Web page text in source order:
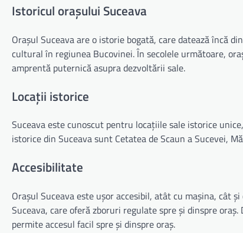
Istoricul orașului Suceava
Orașul Suceava are o istorie bogată, care datează încă
cultural în regiunea Bucovinei. În secolele următoare,
amprentă puternică asupra dezvoltării sale.
Locații istorice
Suceava este cunoscut pentru locațiile sale istorice
istorice din Suceava sunt Cetatea de Scaun a Sucevei,
Accesibilitate
Orașul Suceava este ușor accesibil, atât cu mașina, cât
Suceava, care oferă zboruri regulate spre și dinspre
permite accesul facil spre și dinspre oraș.